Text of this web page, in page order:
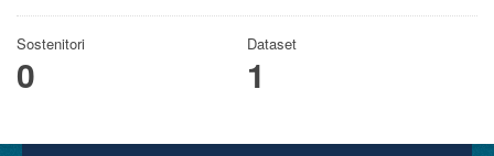
Sostenitori
0
Dataset
1